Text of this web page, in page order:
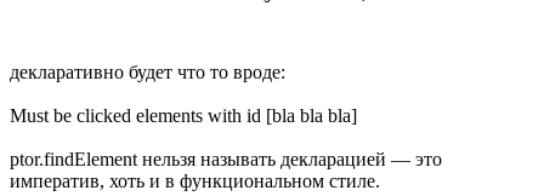
декларативно будет что то вроде:
Must be clicked elements with id [bla bla bla]
ptor.findElement нельзя называть декларацией — это
императив, хоть и в функциональном стиле.